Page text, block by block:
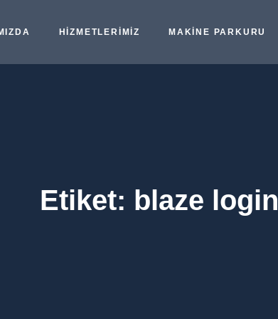
HIZMETLERIMIZ MAKINE PARKURU
Etiket: blaze login